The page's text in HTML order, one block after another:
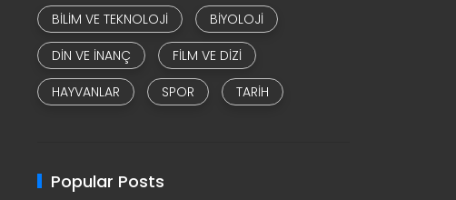
BILIM VE TEKNOLOJI
BIYOLOJI
DIN VE INANÇ
FILM VE DIZI
HAYVANLAR
SPOR TARIH
Popular Posts